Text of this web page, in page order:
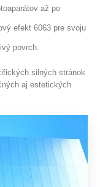
až po
efekt 6063 pre svoju
povrch.
silných stránok
aj estetických